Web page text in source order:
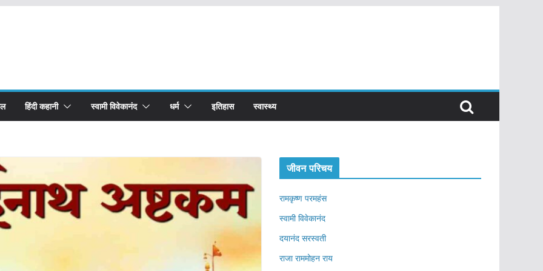
हिंदी कहानी स्वामी विवेकानंद धर्म इतिहास स्वास्थ्य
जीवन परिचय
रामकृष्ण परमहंस
स्वामी विवेकानंद
दयानंद सरस्वती
राजा राममोहन राय